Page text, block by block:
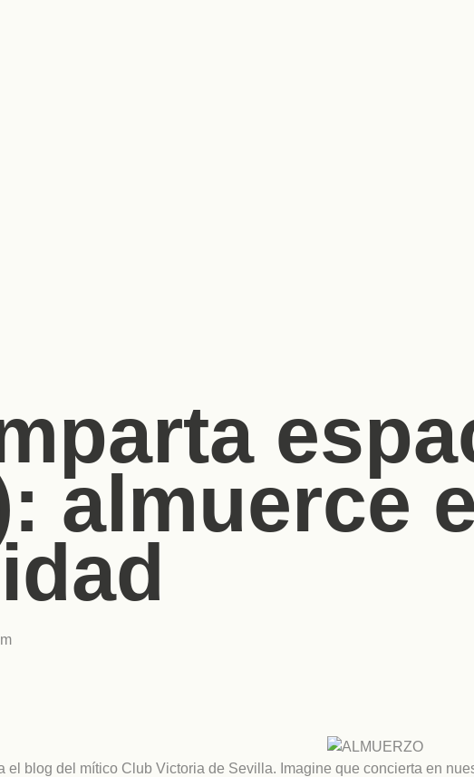
almuerce
el blog del mítico Club Victoria de Sevilla. Imagine que concierta en